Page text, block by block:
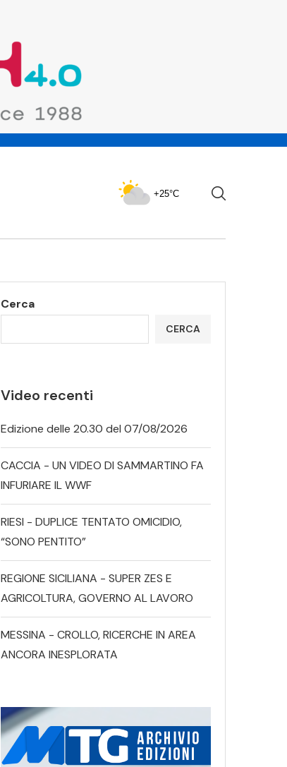
+25°C
Cerca
CERCA
Video recenti
Edizione delle 20.30 del 07/08/2026
CACCIA - UN VIDEO DI SAMMARTINO FA
INFURIARE IL WWF
RIESI - DUPLICE TENTATO OMICIDIO,
“SONO PENTITO”
REGIONE SICILIANA - SUPER ZES E
AGRICOLTURA, GOVERNO AL LAVORO
MESSINA - CROLLO, RICERCHE IN AREA
ANCORA INESPLORATA